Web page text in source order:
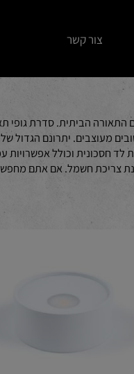
צור קשר
הביתית. סדרת גופי
או לעיצוב נקי ומודרני. כל גוף מסדרת 7400
צריכת חשמל. אם אתם